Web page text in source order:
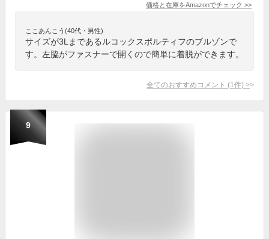
価格と在庫をAmazonでチェック >>
ここあんこう(40代・男性)
サイズが3Lまであるルコックスポルティフのブルゾンで
す。左脇がファスナーで開くので簡単に着脱ができます。
全てのおすすめコメント (1 件) >
9